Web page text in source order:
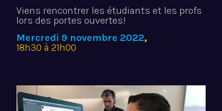
Viens rencontrer les étudiants et les profs
lors des portes ouvertes!
Mercredi 9 novembre 2022,
18h30 à 21h00